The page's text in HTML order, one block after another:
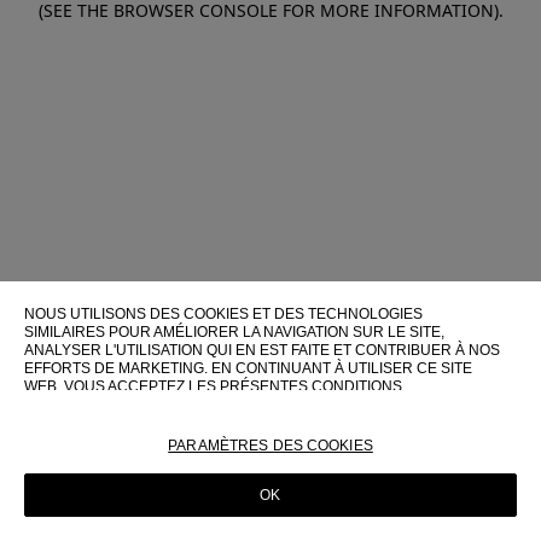
(SEE THE BROWSER CONSOLE FOR MORE INFORMATION).
NOUS UTILISONS DES COOKIES ET DES TECHNOLOGIES
SIMILAIRES POUR AMÉLIORER LA NAVIGATION SUR LE SITE,
ANALYSER L'UTILISATION QUI EN EST FAITE ET CONTRIBUER À NOS
EFFORTS DE MARKETING. EN CONTINUANT À UTILISER CE SITE
WEB, VOUS ACCEPTEZ LES PRÉSENTES CONDITIONS
POUR PLUS D'INFORMATIONS SUR CES TECHNOLOGIES ET LEUR
POLITIQUE EN MATIÈRE DE COOKIES
PARAMÈTRES DES COOKIES
OK